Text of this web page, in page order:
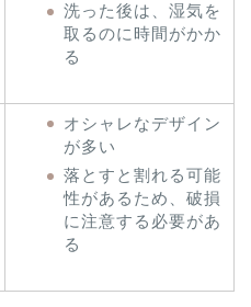
洗った後は、湿気を
取るのに時間がかか
る
オシャレなデザイン
が多い
落とすと割れる可能
性があるため、破損
に注意する必要があ
る